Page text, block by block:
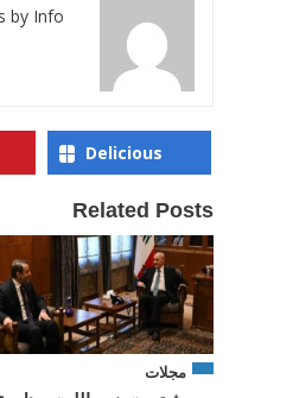
by Info
Delicious
Related Posts
مجلات